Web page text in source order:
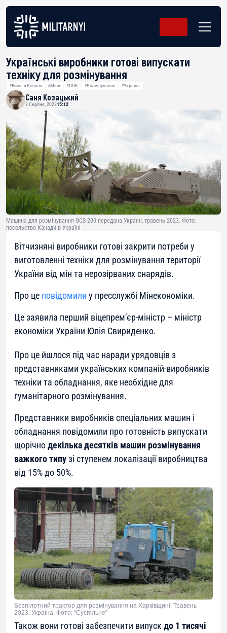
Українські виробники готові випускати
техніку для розмінування
#Війна з Росією #Міни #ОПК #Розмінування #Україна
Саня Козацький
8 Серпня, 202315:12
Машина для розмінування GCS-200 передана Україні, травень 2023. Фото:
посольство Канади в Україні
Вітчизняні виробники готові закрити потреби у
виготовленні техніки для розмінування території
України від мін та нерозірваних снарядів.
Про це повідомили у пресслужбі Мінекономіки.
Це заявила перший віцепрем’єр-міністр – міністр
економіки України Юлія Свириденко.
Про це йшлося під час наради урядовців з
представниками українських компаній-виробників
техніки та обладнання, яке необхідне для
гуманітарного розмінування.
Представники виробників спеціальних машин і
обладнання повідомили про готовність випускати
щорічнодекілька десятків машин розмінування
важкого типузі ступенем локалізації виробництва
від 15% до 50%.
Безпілотний трактор для розмінування на Харківщині. Травень
2023. Україна. Фото: “Суспільне”
Також вони готові забезпечити випуск до 1 тисячі